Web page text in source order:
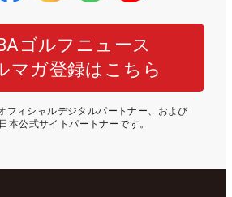
ゴルフニュース
マガ登録はこちら
フィシャルデジタルパートナー、および
本公式サイトパートナーです。